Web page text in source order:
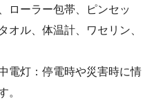
ローラー包帯、ピンセッ
オル、体温計、ワセリン、
電灯：停電時や災害時に情
。